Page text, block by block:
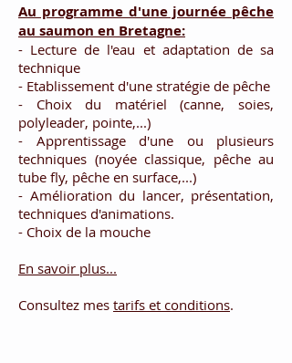
Au programme d'une journée pêche
au saumon en Bretagne:
- Lecture de l'eau et adaptation de sa
technique
- Etablissement d'une stratégie de pêche
- Choix du matériel (canne, soies,
polyleader, pointe,...)
- Apprentissage d'une ou plusieurs
techniques (noyée classique, pêche au
tube fly, pêche en surface,...)
- Amélioration du lancer, présentation,
techniques d'animations.
- Choix de la mouche
En savoir plus...
Consultez mes tarifs et conditions.